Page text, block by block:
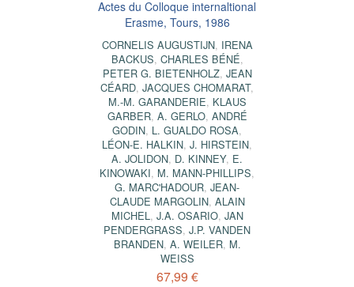
Actes du Colloque internaltional
Erasme, Tours, 1986
CORNELIS AUGUSTIJN, IRENA
BACKUS, CHARLES BÉNÉ,
PETER G. BIETENHOLZ, JEAN
CÉARD, JACQUES CHOMARAT,
M.-M. GARANDERIE, KLAUS
GARBER, A. GERLO, ANDRÉ
GODIN, L. GUALDO ROSA,
LÉON-E. HALKIN, J. HIRSTEIN,
A. JOLIDON, D. KINNEY, E.
KINOWAKI, M. MANN-PHILLIPS,
G. MARC'HADOUR, JEAN-
CLAUDE MARGOLIN, ALAIN
MICHEL, J.A. OSARIO, JAN
PENDERGRASS, J.P. VANDEN
BRANDEN, A. WEILER, M.
WEISS
67,99 €